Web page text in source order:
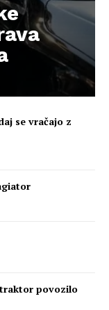
se vračajo z
povozilo